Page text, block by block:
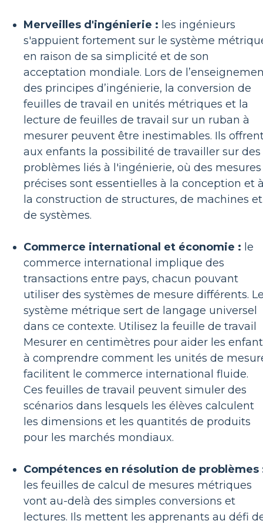
Merveilles d'ingénierie : les ingénieurs
s'appuient fortement sur le système
en raison de sa simplicité et de son
acceptation mondiale. Lors de
des principes d’ingénierie, la conversion de
feuilles de travail en unités métriques et la
lecture de feuilles de travail sur un ruban à
mesurer peuvent être inestimables. Ils
aux enfants la possibilité de travailler sur des
problèmes liés à l'ingénierie, où des mesures
précises sont essentielles à la conception et
la construction de structures, de machines et
de systèmes.
Commerce international et économie : le
commerce international implique des
transactions entre pays, chacun pouvant
utiliser des systèmes de mesure différents.
système métrique sert de langage universel
dans ce contexte. Utilisez la feuille de travail
Mesurer en centimètres pour aider les
à comprendre comment les unités de
facilitent le commerce international fluide.
Ces feuilles de travail peuvent simuler des
scénarios dans lesquels les élèves calculent
les dimensions et les quantités de produits
pour les marchés mondiaux.
Compétences en résolution de problèmes
les feuilles de calcul de mesures métriques
vont au-delà des simples conversions et
lectures. Ils mettent les apprenants au défi